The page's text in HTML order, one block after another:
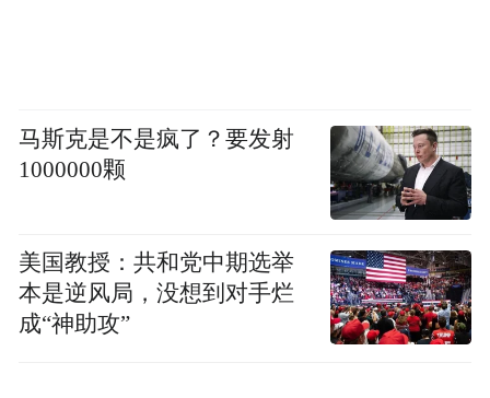
马斯克是不是疯了？要发射
1000000颗
美国教授：共和党中期选举
本是逆风局，没想到对手烂
成“神助攻”